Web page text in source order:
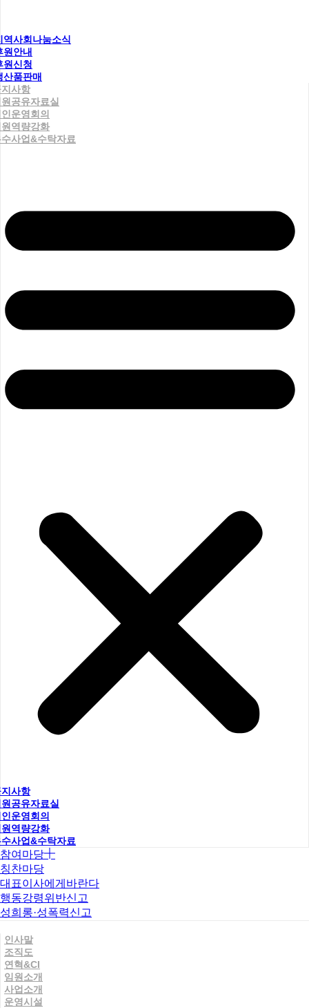
역사회나눔소식
원안내
원신청
산품판매
사항
공유자료실
운영회의
역량강화
사업&수탁자료
사항
공유자료실
운영회의
역량강화
사업&수탁자료
참여마당
칭찬마당
대표이사에게바란다
행동강령위반신고
성희롱·성폭력신고
인사말
조직도
연혁&CI
임원소개
사업소개
운영시설